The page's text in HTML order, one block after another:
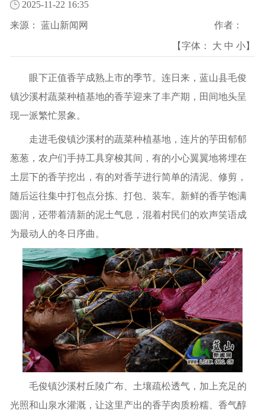
2025-11-22 16:35
来源： 蓝山新闻网 作者：
【字体： 大 中 小】
眼下正值香芋成熟上市的季节。连日来，蓝山县毛俊
镇沙溪村蔬菜种植基地的香芋迎来了丰产期，田间地头呈
现一派繁忙景象。
走进毛俊镇沙溪村的蔬菜种植基地，连片的芋田郁郁
葱葱，农户们手持工具穿梭其间，有的小心翼翼地将埋在
土层下的香芋挖出，有的对香芋进行简单的清泥、修剪，
随后运往集中打包点分拣、打包、装车。新鲜的香芋饱满
圆润，还带着清新的泥土气息，混着村民们的欢声笑语成
为最动人的冬日序曲。
毛俊镇沙溪村丘陵广布、土壤疏松透气，加上充足的
光照和山泉水灌溉，让这里产出的香芋肉质粉糯、香气醇